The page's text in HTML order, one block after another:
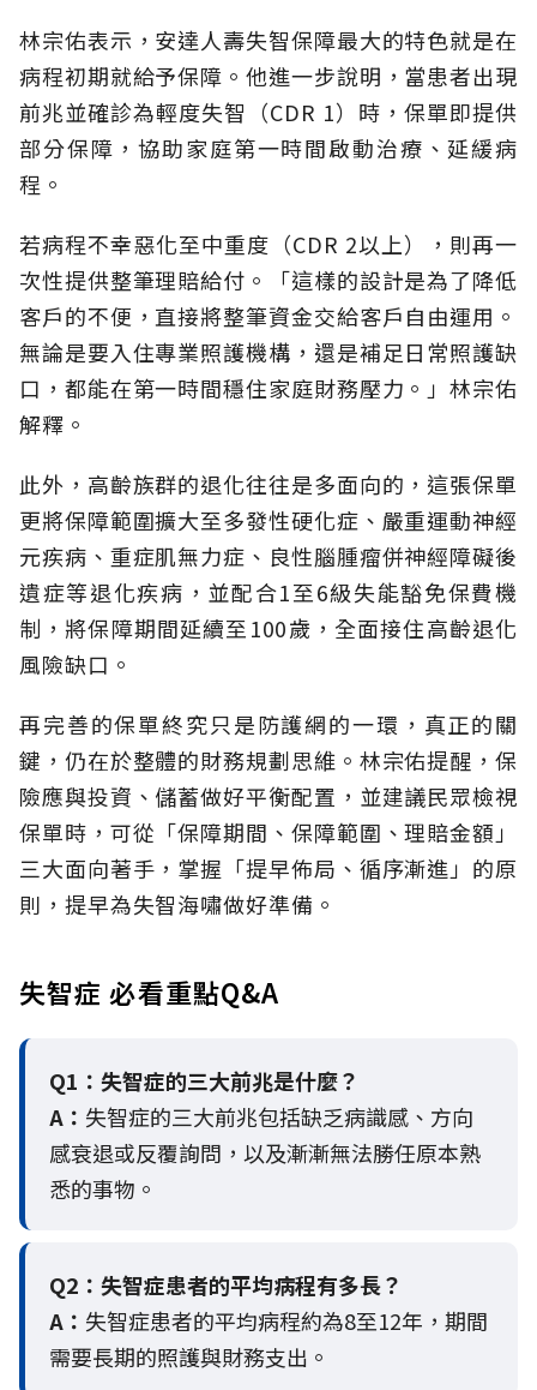
林宗佑表示，安達人壽失智保障最大的特色就是在
病程初期就給予保障。他進一步說明，當患者出現
前兆並確診為輕度失智（CDR 1）時，保單即提供
部分保障，協助家庭第一時間啟動治療、延緩病
程。
若病程不幸惡化至中重度（CDR 2以上），則再一
次性提供整筆理賠給付。「這樣的設計是為了降低
客戶的不便，直接將整筆資金交給客戶自由運用。
無論是要入住專業照護機構，還是補足日常照護缺
口，都能在第一時間穩住家庭財務壓力。」林宗佑
解釋。
此外，高齡族群的退化往往是多面向的，這張保單
更將保障範圍擴大至多發性硬化症、嚴重運動神經
元疾病、重症肌無力症、良性腦腫瘤併神經障礙後
遺症等退化疾病，並配合1至6級失能豁免保費機
制，將保障期間延續至100歲，全面接住高齡退化
風險缺口。
再完善的保單終究只是防護網的一環，真正的關
鍵，仍在於整體的財務規劃思維。 林宗佑提醒，保
險應與投資、儲蓄做好平衡配置，並建議民眾檢視
保單時，可從「保障期間、保障範圍、理賠金額」
三大面向著手，掌握「提早佈局、循序漸進」的原
則，提早為失智海嘯做好準備。
失智症 必看重點Q&A
Q1：失智症的三大前兆是什麼？
A： 失智症的三大前兆包括缺乏病識感、方向
感衰退或反覆詢問，以及漸漸無法勝任原本熟
悉的事物。
Q2： 失智症患者的平均病程有多長？
A： 失智症患者的平均病程約為8至12年，期間
需要長期的照護與財務支出。